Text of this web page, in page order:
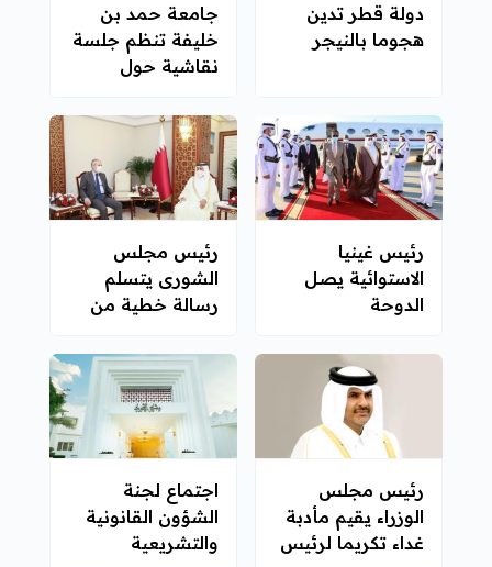
دولة قطر تدين
هجوما بالنيجر
جامعة حمد بن
خليفة تنظم جلسة
نقاشية حول
الفلسطينية
رئيس غينيا
الاستوائية يصل
الدوحة
رئيس مجلس
الشورى يتسلم
رسالة خطية من
التركي الكبير
رئيس مجلس
الوزراء يقيم مأدبة
غداء تكريما لرئيس
اجتماع لجنة
الشؤون القانونية
والتشريعية